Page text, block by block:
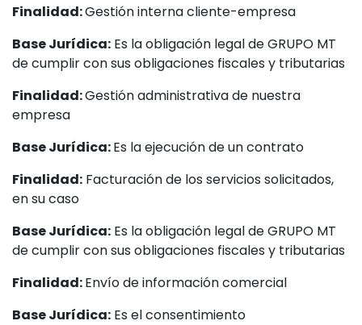
Finalidad:Gestión interna cliente-empresa
Base Jurídica: Es la obligación legal de GRUPO MT
de cumplir con sus obligaciones fiscales y tributarias
Finalidad:Gestión administrativa de nuestra
empresa
Base Jurídica:Es la ejecución de un contrato
Finalidad: Facturación de los servicios solicitados,
en su caso
Base Jurídica: Es la obligación legal de GRUPO MT
de cumplir con sus obligaciones fiscales y tributarias
Finalidad:Envío de información comercial
Base Jurídica: Es el consentimiento